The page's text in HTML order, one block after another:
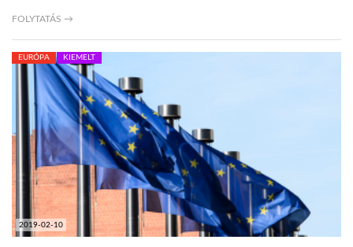
FOLYTATÁS →
2019-02-10
EURÓPA KIEMELT